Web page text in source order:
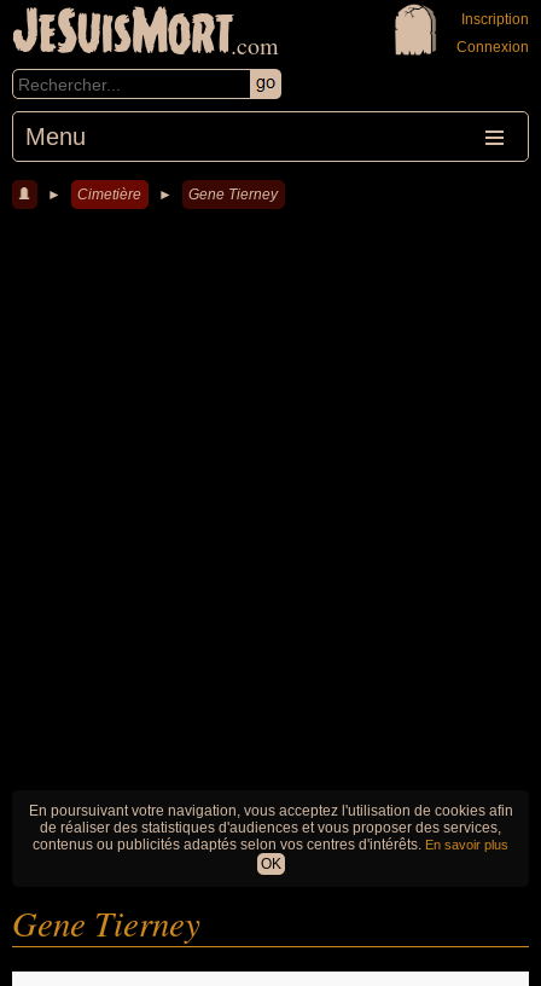
JeSuisMort.com
Menu
Inscription
Connexion
► Cimetière ► Gene Tierney
En poursuivant votre navigation, vous acceptez l'utilisation de cookies afin
de réaliser des statistiques d'audiences et vous proposer des services,
contenus ou publicités adaptés selon vos centres d'intérêts. En savoir plus
OK
Gene Tierney